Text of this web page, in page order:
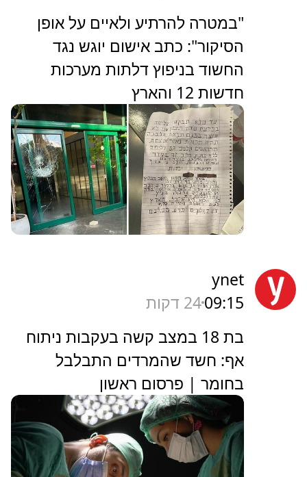
"במטרה להרתיע ולאיים על אופן
הסיקור": כתב אישום יוגש נגד
החשוד בניפוץ דלתות מערכות
חדשות 12 והארץ
ynet
09:1524 דקות
בת 18 במצב קשה בעקבות ניתוח
אף: חשד שהמרדים התבלבל
בחומר | פרסום ראשון